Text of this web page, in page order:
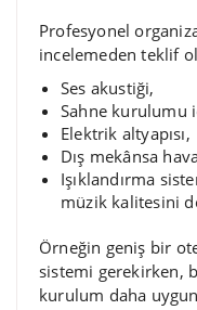
Profesyonel
incelemeden teklif
Ses akustiği,
Sahne kurulumu
Elektrik altyapısı,
Dış mekânsa
Işıklandırma
müzik kalitesini
Örneğin geniş bir
sistemi gerekirken,
kurulum daha